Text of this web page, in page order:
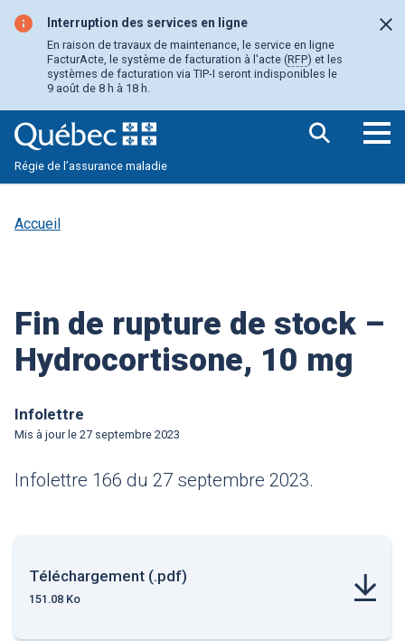
contenu
principal
Interruption des services en ligne
En raison de travaux de maintenance, le service en ligne
FacturActe, le système de facturation à l'acte (RFP) et les
systèmes de facturation via TIP-I seront indisponibles le
9 août de 8 h à 18 h.
Régie de l’assurance maladie
Accueil
Fin de rupture de stock –
Hydrocortisone, 10 mg
Infolettre
Mis à jour le 27 septembre 2023
Infolettre 166 du 27 septembre 2023.
Téléchargement (.pdf)
151.08 Ko